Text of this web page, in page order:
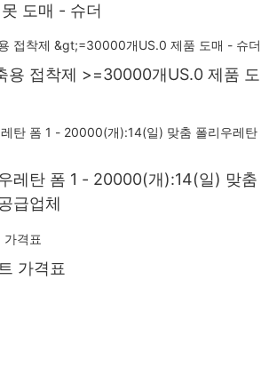
도매 - 슈더
용 접착제 >=30000개US.0 제품 도
레탄 폼 1 - 20000(개):14(일) 맞춤
급업체
가격표